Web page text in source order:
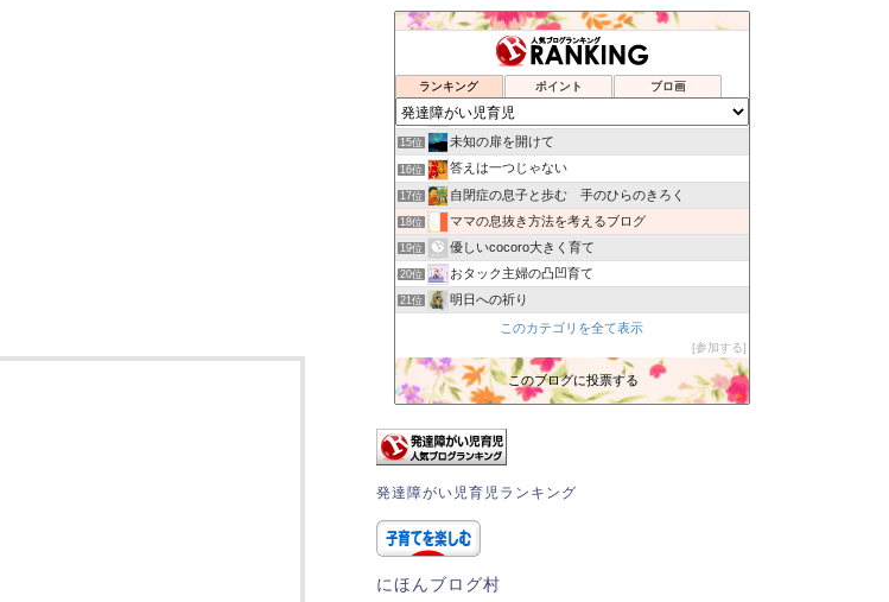
ランキング ポイント ブロ画
20歳Going平成娘VS 昭和母
personal preference
13位 暮らしいろいろドットコム
14位 軽度知的障害＆ADHDな息子と不思議ちゃんの母
15位 未知の扉を開けて
16位 答えは一つじゃない
17位 自閉症の息子と歩む 手のひらのきろく
18位 ママの息抜き方法を考えるブログ
19位 優しいcocoro大きく育て
20位 おタック主婦の凸凹育て
21位 明日への祈り
今日と明日はカレーです
24位 〜楽しい療育的子育て〜
25位 うちの子、個性の塊です〜マイペース娘の療育日記〜
このカテゴリを全て表示
参加する
このブログに投票する
発達障がい児育児ランキング
にほんブログ村